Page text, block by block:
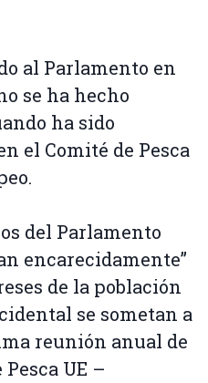
al Parlamento en
se ha hecho
ha sido
el Comité de Pesca
del Parlamento
encarecidamente”
de la población
se sometan a
reunión anual de
UE –